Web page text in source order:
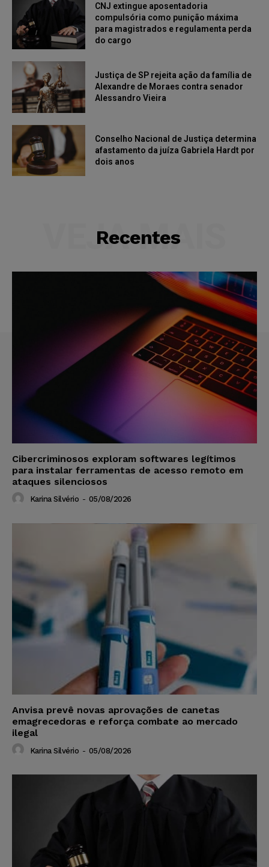
CNJ extingue aposentadoria
compulsória como punição máxima
para magistrados e regulamenta perda
do cargo
Justiça de SP rejeita ação da família de
Alexandre de Moraes contra senador
Alessandro Vieira
Conselho Nacional de Justiça determina
afastamento da juíza Gabriela Hardt por
dois anos
Recentes
VEJA MAIS
Cibercriminosos exploram softwares legítimos
para instalar ferramentas de acesso remoto em
ataques silenciosos
Karina Silvério - 05/08/2026
Anvisa prevê novas aprovações de canetas
emagrecedoras e reforça combate ao mercado
ilegal
Karina Silvério - 05/08/2026